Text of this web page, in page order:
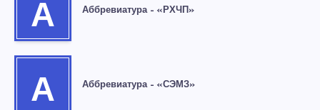
А Аббревиатура – «РХЧП»
А Аббревиатура – «СЭМЗ»